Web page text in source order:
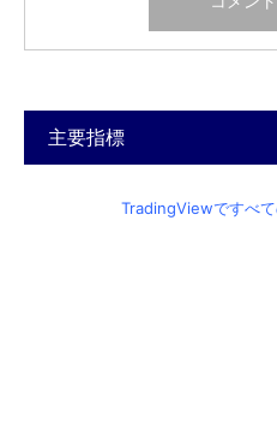
主要指標
TradingViewですべ